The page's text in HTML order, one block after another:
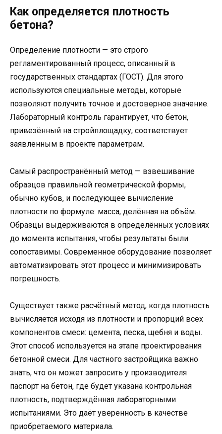
Как определяется плотность
бетона?
Определение плотности — это строго
регламентированный процесс, описанный в
государственных стандартах (ГОСТ). Для этого
используются специальные методы, которые
позволяют получить точное и достоверное значение.
Лабораторный контроль гарантирует, что бетон,
привезённый на стройплощадку, соответствует
заявленным в проекте параметрам.
Самый распространённый метод — взвешивание
образцов правильной геометрической формы,
обычно кубов, и последующее вычисление
плотности по формуле: масса, делённая на объём.
Образцы выдерживаются в определённых условиях
до момента испытания, чтобы результаты были
сопоставимы. Современное оборудование позволяет
автоматизировать этот процесс и минимизировать
погрешность.
Существует также расчётный метод, когда плотность
вычисляется исходя из плотности и пропорций всех
компонентов смеси: цемента, песка, щебня и воды.
Этот способ используется на этапе проектирования
бетонной смеси. Для частного застройщика важно
знать, что он может запросить у производителя
паспорт на бетон, где будет указана контрольная
плотность, подтверждённая лабораторными
испытаниями. Это даёт уверенность в качестве
приобретаемого материала.